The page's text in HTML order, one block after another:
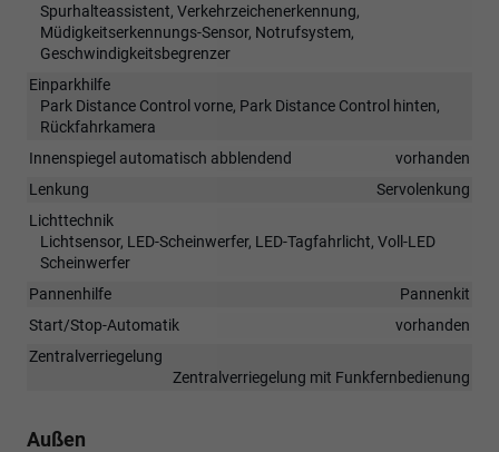
Spurhalteassistent, Verkehrzeichenerkennung,
Müdigkeitserkennungs-Sensor, Notrufsystem,
Geschwindigkeitsbegrenzer
Einparkhilfe
Park Distance Control vorne, Park Distance Control hinten,
Rückfahrkamera
Innenspiegel automatisch abblendend
vorhanden
Lenkung
Servolenkung
Lichttechnik
Lichtsensor, LED-Scheinwerfer, LED-Tagfahrlicht, Voll-LED
Scheinwerfer
Pannenhilfe
Pannenkit
Start/Stop-Automatik
vorhanden
Zentralverriegelung
Zentralverriegelung mit Funkfernbedienung
Außen